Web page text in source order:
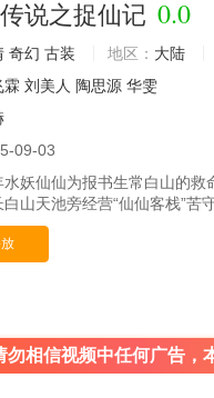
说之捉仙记 0.0
奇幻 古装 地区： 大陆
霖 刘美人 陶思源 华雯
09-03
水妖仙仙为报书生常白山的
白山天池旁经营“仙仙客栈”苦
勿相信视频中任何广告，